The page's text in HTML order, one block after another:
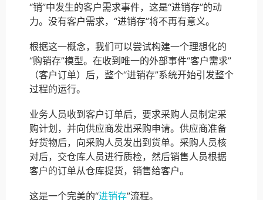
“销”中发生的客户需求事件，这是“进销存”的动
力。没有客户需求，“进销存”将不再有意义。
根据这一概念，我们可以尝试构建一个理想化的
“购销存”模型。在收到唯一的外部事件“客户需求”
（客户订单）后，整个“进销存”系统开始引发整个
过程的运行。
业务人员收到客户订单后，要求采购人员制定采
购计划，并向供应商发出采购申请。供应商准备
好货物后，向采购人员发出到货单。采购人员核
对后，交仓库人员进行质检，然后销售人员根据
客户的订单从仓库提货，销售给客户。
这是一个完美的“进销存”流程。